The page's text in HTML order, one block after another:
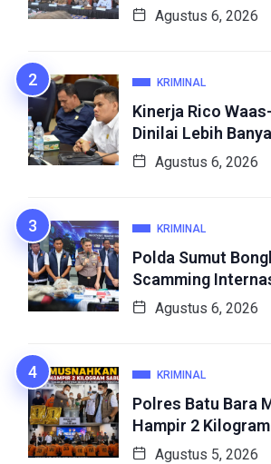
Agustus 6, 2026
KRIMINAL
Kinerja Rico
Dinilai Lebih
Agustus 6, 2026
KRIMINAL
Polda Sumut
Scamming
Agustus 6, 2026
KRIMINAL
Polres Batu Bara
Hampir 2 Kilogram
Agustus 5, 2026